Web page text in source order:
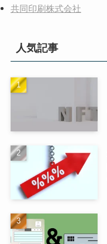
共同印刷株式会社
人気記事